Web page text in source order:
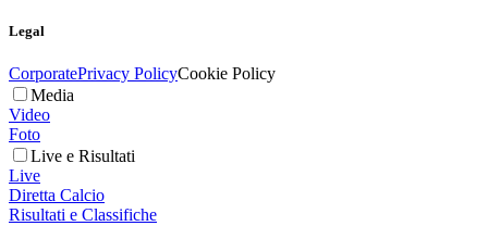
Legal
CorporatePrivacy PolicyCookie Policy
Media
Video
Foto
Live e Risultati
Live
Diretta Calcio
Risultati e Classifiche